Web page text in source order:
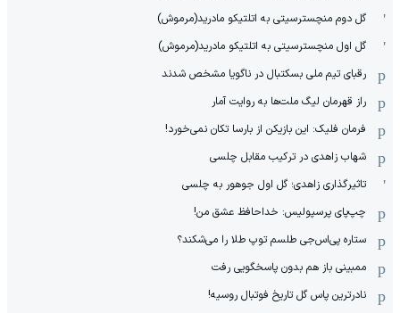
گل دوم منچسترسیتی به اتلتیکو مادرید(مرموش)
گل اول منچسترسیتی به اتلتیکو مادرید(مرموش)
رقبای تیم ملی بسکتبال در ناگویا مشخص‌ شدند
راز قهرمان لیگ ملت‌ها به روایت آمار
فرمان فلیک: این بازیکن از بارسا تکان نمی‌خورد!
شهاب زاهدی در ترکیب مقابل چلسی
تاثیرگذاری زاهدی؛ گل اول جوهور به چلسی
چپ‌پای پرسپولیس: خداحافظ عشق من!
ستاره پی‌اس‌جی طلسم توپ طلا را می‌شکند؟
ممبینی باز هم بدون پاسخگویی رفت
نادر‌ترین پاس گل تاریخ فوتبال روسیه!